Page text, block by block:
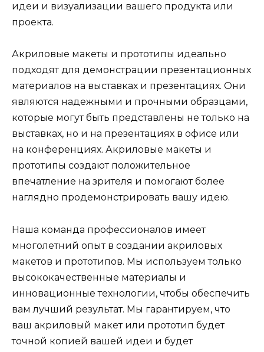
идеи и визуализации вашего продукта или
проекта.
Акриловые макеты и прототипы идеально
подходят для демонстрации презентационных
материалов на выставках и презентациях. Они
являются надежными и прочными образцами,
которые могут быть представлены не только на
выставках, но и на презентациях в офисе или
на конференциях. Акриловые макеты и
прототипы создают положительное
впечатление на зрителя и помогают более
наглядно продемонстрировать вашу идею.
Наша команда профессионалов имеет
многолетний опыт в создании акриловых
макетов и прототипов. Мы используем только
высококачественные материалы и
инновационные технологии, чтобы обеспечить
вам лучший результат. Мы гарантируем, что
ваш акриловый макет или прототип будет
точной копией вашей идеи и будет